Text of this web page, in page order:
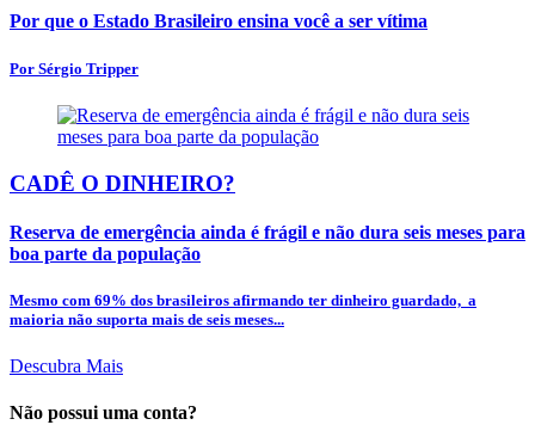
Por que o Estado Brasileiro ensina você a ser vítima
Por Sérgio Tripper
CADÊ O DINHEIRO?
Reserva de emergência ainda é frágil e não dura seis meses para
boa parte da população
Mesmo com 69% dos brasileiros afirmando ter dinheiro guardado, a
maioria não suporta mais de seis meses...
Descubra Mais
Não possui uma conta?